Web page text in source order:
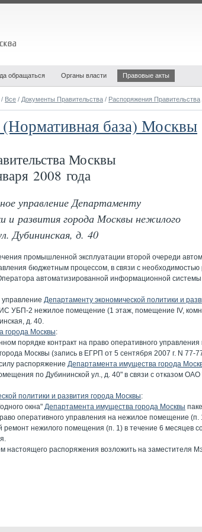
обращаться Органы власти Правовые акты
/ Все / Документы Правительства / Распоряжения Правительства
база) Москвы
Москвы
2008 года
управление Департаменту
и развития города Москвы нежилого
Дубининская, д. 40
промышленной эксплуатации второй очереди
бюджетным процессом, в связи с
автоматизированной информационной
Департаменту экономической политики и
УБП-2 нежилое помещение (1 этаж, помещение IV,
д. 40.
города Москвы:
порядке контракт на право оперативного
Москвы (запись в ЕГРП от 5 сентября 2007 г. N 77-
распоряжение Департамента имущества города
по Дубининской ул., д. 40" в связи с отказом
политики и развития города Москвы:
окна" Департамента имущества города Москвы
оперативного управления на нежилое помещение (п.
нежилого помещения (п. 1) в течение 6 месяцев
настоящего распоряжения возложить на заместителя